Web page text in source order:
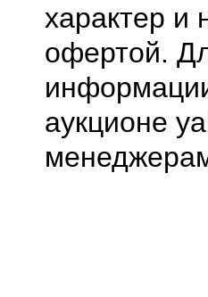
характер и
офертой.
аукционе